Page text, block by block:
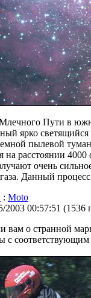
Пути в
ярко
пылевой
на расстоянии
очень
Данный
: Moto
2003 00:57:51 (1536
вам о странной
соответствующим